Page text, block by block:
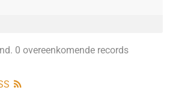
0 overeenkomende records